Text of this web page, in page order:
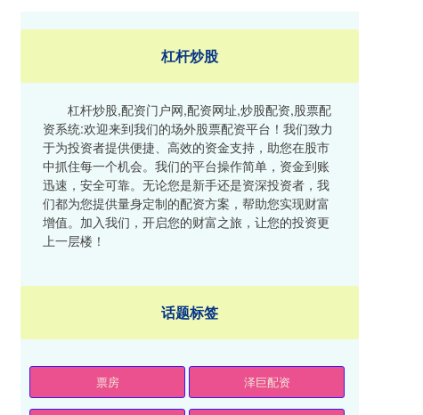
杠杆炒股
杠杆炒股,配资门户网,配资网址,炒股配资,股票配
资系统:欢迎来到我们的场外股票配资平台！我们致力
于为投资者提供便捷、高效的资金支持，助您在股市
中抓住每一个机会。我们的平台操作简单，资金到账
迅速，安全可靠。无论您是新手还是资深投资者，我
们都为您提供量身定制的配资方案，帮助您实现财富
增值。加入我们，开启您的财富之旅，让您的投资更
上一层楼！
话题标签
票房 泽巨配资